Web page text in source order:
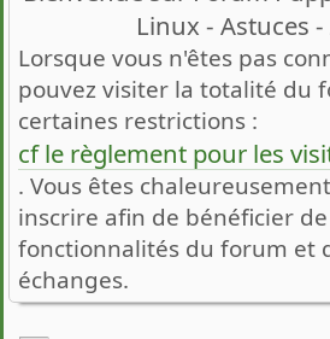
Linux - Astuces -
Lorsque vous n'êtes pas
pouvez visiter la totalité du
certaines restrictions :
. Vous êtes
inscrire afin de bénéficier
fonctionnalités du forum et
échanges.